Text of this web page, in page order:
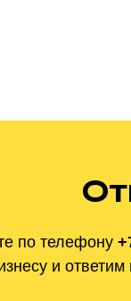
по телефону
и ответим